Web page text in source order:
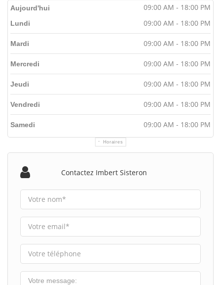
Aujourd'hui 09:00 AM - 18:00 PM
Horaires
Lundi 09:00 AM - 18:00 PM
Mardi 09:00 AM - 18:00 PM
Mercredi 09:00 AM - 18:00 PM
Jeudi 09:00 AM - 18:00 PM
Vendredi 09:00 AM - 18:00 PM
Samedi 09:00 AM - 18:00 PM
Contactez Imbert Sisteron